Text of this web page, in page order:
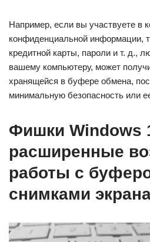
Например, если вы участвуете в
конфиденциальной информации,
кредитной карты, пароли и т. д.,
вашему компьютеру, может
хранящейся в буфере обмена,
минимальную безопасность или
Фишки Windows
расширенные
работы с
снимками